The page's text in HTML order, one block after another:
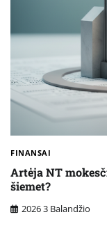
FINANSAI
Artėja NT
šiemet?
2026 3 Balandžio